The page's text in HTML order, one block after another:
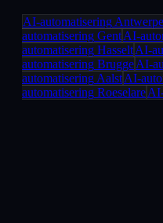
AI-automatisering
automatisering GentAI-
automatisering HasseltAI-
automatisering BruggeAI-
automatisering AalstAI-
automatisering Roeselare